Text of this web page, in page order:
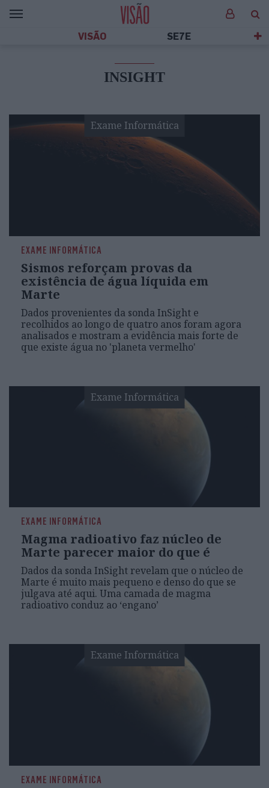
VISÃO SE7E
INSIGHT
Exame Informática
EXAME INFORMÁTICA
Sismos reforçam provas da
existência de água líquida em
Marte
Dados provenientes da sonda InSight e
recolhidos ao longo de quatro anos foram agora
analisados e mostram a evidência mais forte de
que existe água no 'planeta vermelho'
Exame Informática
EXAME INFORMÁTICA
Magma radioativo faz núcleo de
Marte parecer maior do que é
Dados da sonda InSight revelam que o núcleo de
Marte é muito mais pequeno e denso do que se
julgava até aqui. Uma camada de magma
radioativo conduz ao ‘engano’
Exame Informática
EXAME INFORMÁTICA